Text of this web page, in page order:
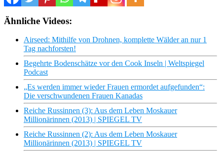
Ähnliche Videos:
Airseed: Mithilfe von Drohnen, komplette Wälder an nur 1
Tag nachforsten!
Begehrte Bodenschätze vor den Cook Inseln | Weltspiegel
Podcast
„Es werden immer wieder Frauen ermordet aufgefunden“:
Die verschwundenen Frauen Kanadas
Reiche Russinnen (3): Aus dem Leben Moskauer
Millionärinnen (2013) | SPIEGEL TV
Reiche Russinnen (2): Aus dem Leben Moskauer
Millionärinnen (2013) | SPIEGEL TV